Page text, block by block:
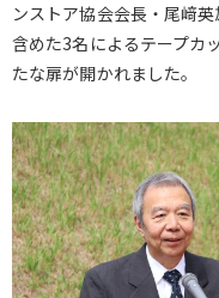
ンストア協会会長・尾﨑
含めた3名によるテープカ
たな扉が開かれました。